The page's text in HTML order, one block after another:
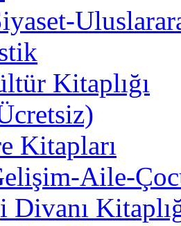
Kitaplığı
Kitapları
Aile-
Divanı